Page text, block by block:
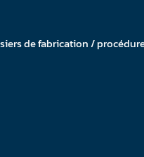
de fabrication /